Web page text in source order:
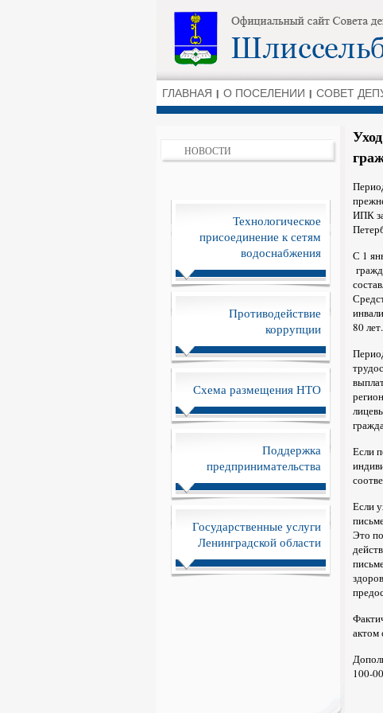
ГЛАВНАЯ О ПОСЕЛЕНИИ СОВЕТ
НОВОСТИ
Технологическое
присоединение к сетям
водоснабжения
Противодействие
коррупции
Схема размещения НТО
Поддержка
предпринимательства
Государственные услуги
Ленинградской области
ИПК
С 1
80 лет.
Если
Если
Это
актом
100-